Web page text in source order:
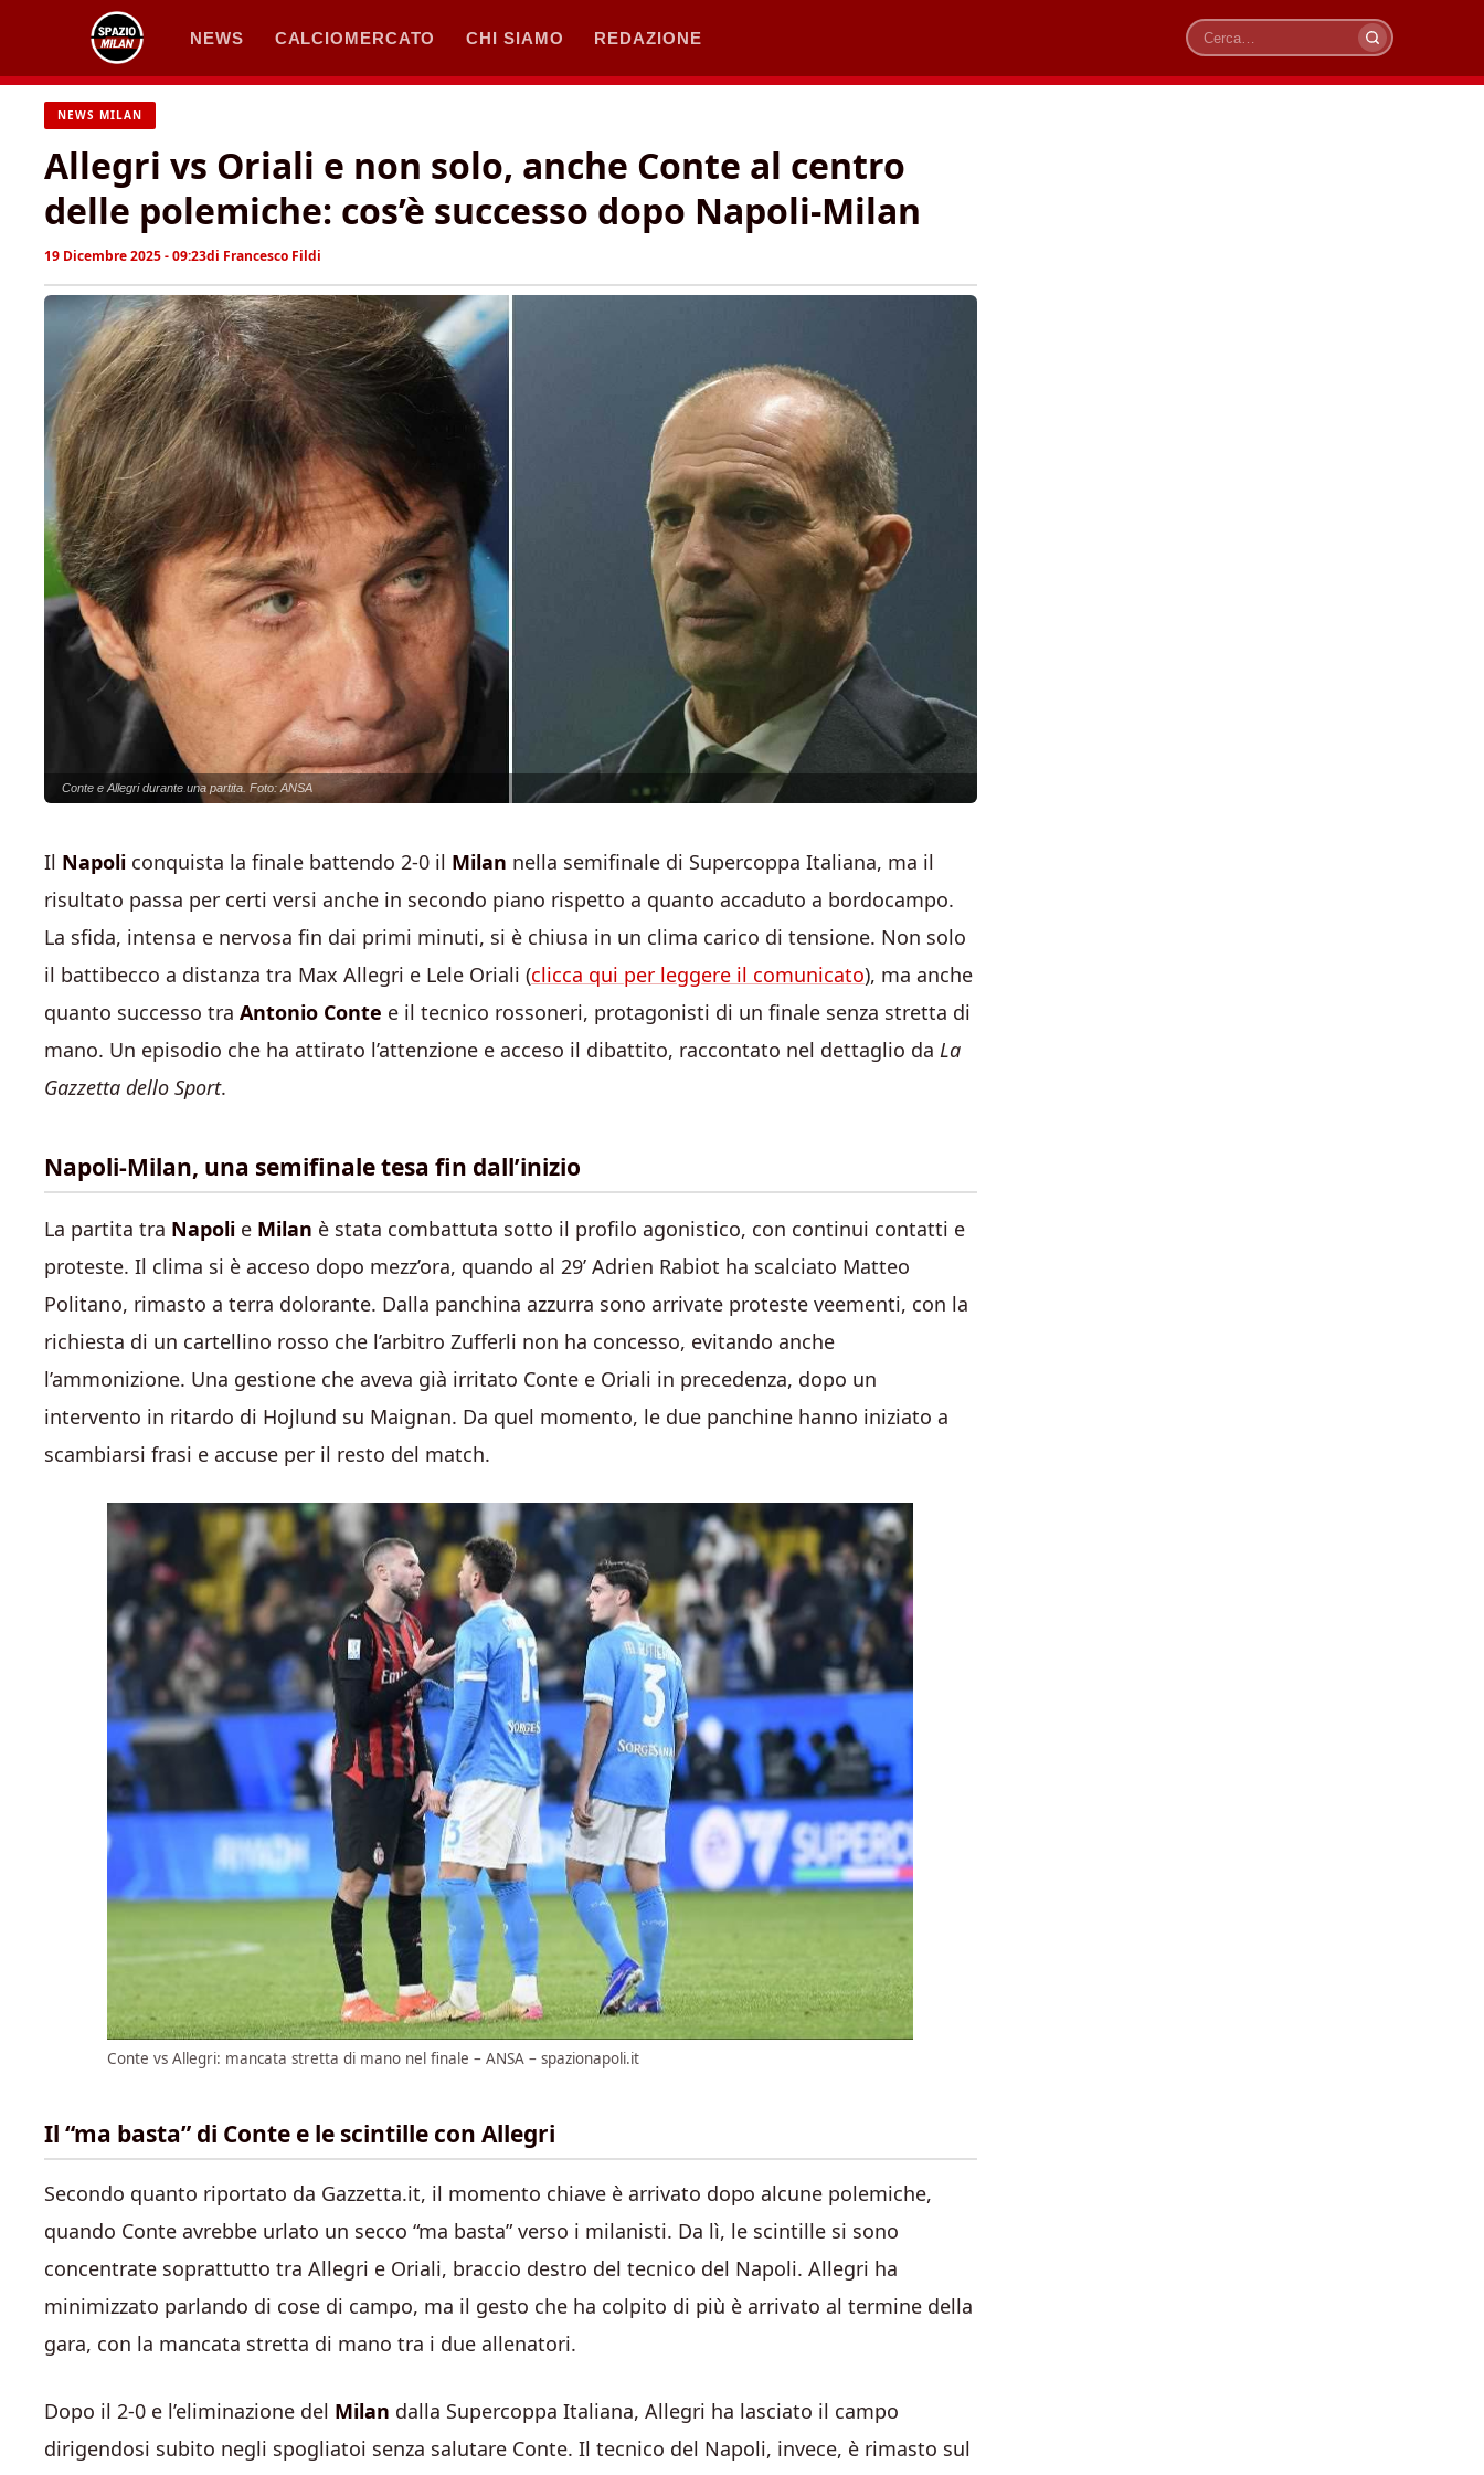
contenuto
NEWS CALCIOMERCATO CHI SIAMO REDAZIONE
Cerca
NEWS MILAN
Allegri vs Oriali e non solo, anche Conte al centro
delle polemiche: cos’è successo dopo Napoli-Milan
19 Dicembre 2025 - 09:23di Francesco Fildi
Conte e Allegri durante una partita. Foto: ANSA
Il Napoli conquista la finale battendo 2-0 il Milan nella semifinale di Supercoppa Italiana, ma il
risultato passa per certi versi anche in secondo piano rispetto a quanto accaduto a bordocampo.
La sfida, intensa e nervosa fin dai primi minuti, si è chiusa in un clima carico di tensione. Non solo
il battibecco a distanza tra Max Allegri e Lele Oriali (clicca qui per leggere il comunicato), ma anche
quanto successo tra Antonio Conte e il tecnico rossoneri, protagonisti di un finale senza stretta di
mano. Un episodio che ha attirato l’attenzione e acceso il dibattito, raccontato nel dettaglio da La
Gazzetta dello Sport.
Napoli-Milan, una semifinale tesa fin dall’inizio
La partita tra Napoli e Milan è stata combattuta sotto il profilo agonistico, con continui contatti e
proteste. Il clima si è acceso dopo mezz’ora, quando al 29’ Adrien Rabiot ha scalciato Matteo
Politano, rimasto a terra dolorante. Dalla panchina azzurra sono arrivate proteste veementi, con la
richiesta di un cartellino rosso che l’arbitro Zufferli non ha concesso, evitando anche
l’ammonizione. Una gestione che aveva già irritato Conte e Oriali in precedenza, dopo un
intervento in ritardo di Hojlund su Maignan. Da quel momento, le due panchine hanno iniziato a
scambiarsi frasi e accuse per il resto del match.
Conte vs Allegri: mancata stretta di mano nel finale – ANSA – spazionapoli.it
Il “ma basta” di Conte e le scintille con Allegri
Secondo quanto riportato da Gazzetta.it, il momento chiave è arrivato dopo alcune polemiche,
quando Conte avrebbe urlato un secco “ma basta” verso i milanisti. Da lì, le scintille si sono
concentrate soprattutto tra Allegri e Oriali, braccio destro del tecnico del Napoli. Allegri ha
minimizzato parlando di cose di campo, ma il gesto che ha colpito di più è arrivato al termine della
gara, con la mancata stretta di mano tra i due allenatori.
Dopo il 2-0 e l’eliminazione del Milan dalla Supercoppa Italiana, Allegri ha lasciato il campo
dirigendosi subito negli spogliatoi senza salutare Conte. Il tecnico del Napoli, invece, è rimasto sul